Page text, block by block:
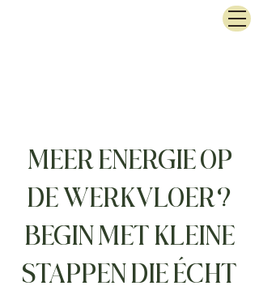
MEER ENERGIE OP
DE WERKVLOER?
BEGIN MET KLEINE
STAPPEN DIE ÉCHT